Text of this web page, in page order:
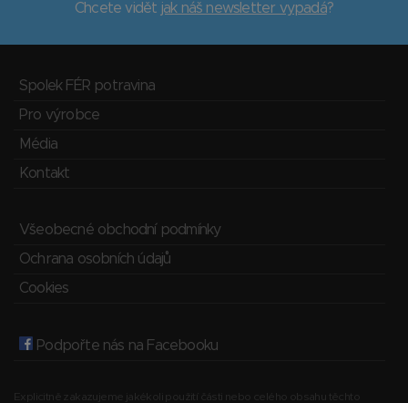
Chcete vidět jak náš newsletter vypadá?
Spolek FÉR potravina
Pro výrobce
Média
Kontakt
Všeobecné obchodní podmínky
Ochrana osobních údajů
Cookies
Podpořte nás na Facebooku
Explicitně zakazujeme jakékoli použití části nebo celého obsahu těchto